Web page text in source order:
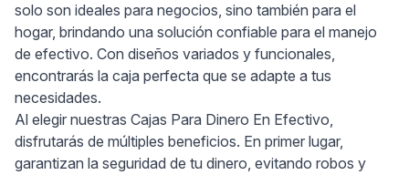
solo son ideales para negocios, sino también para el
hogar, brindando una solución confiable para el manejo
de efectivo. Con diseños variados y funcionales,
encontrarás la caja perfecta que se adapte a tus
necesidades.
Al elegir nuestras Cajas Para Dinero En Efectivo,
disfrutarás de múltiples beneficios. En primer lugar,
garantizan la seguridad de tu dinero, evitando robos y